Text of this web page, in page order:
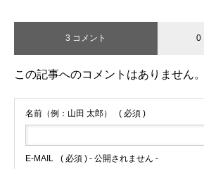
3 コメント 0
この記事へのコメントはありません。
名前（例：山田 太郎） ( 必須 )
E-MAIL ( 必須 ) - 公開されません -